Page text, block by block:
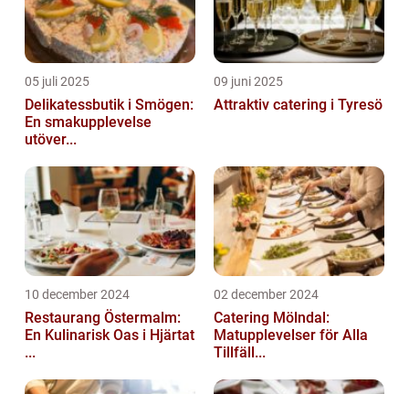
05 juli 2025
Delikatessbutik i Smögen:
En smakupplevelse
utöver...
09 juni 2025
Attraktiv catering i Tyresö
10 december 2024
Restaurang Östermalm:
En Kulinarisk Oas i Hjärtat
...
02 december 2024
Catering Mölndal:
Matupplevelser för Alla
Tillfäll...